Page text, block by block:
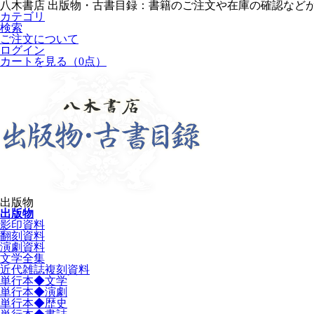
八木書店 出版物・古書目録：書籍のご注文や在庫の確認など
カテゴリ
検索
ご注文について
ログイン
カートを見る
（0点）
出版物
出版物
影印資料
翻刻資料
演劇資料
文学全集
近代雑誌複刻資料
単行本◆文学
単行本◆演劇
単行本◆歴史